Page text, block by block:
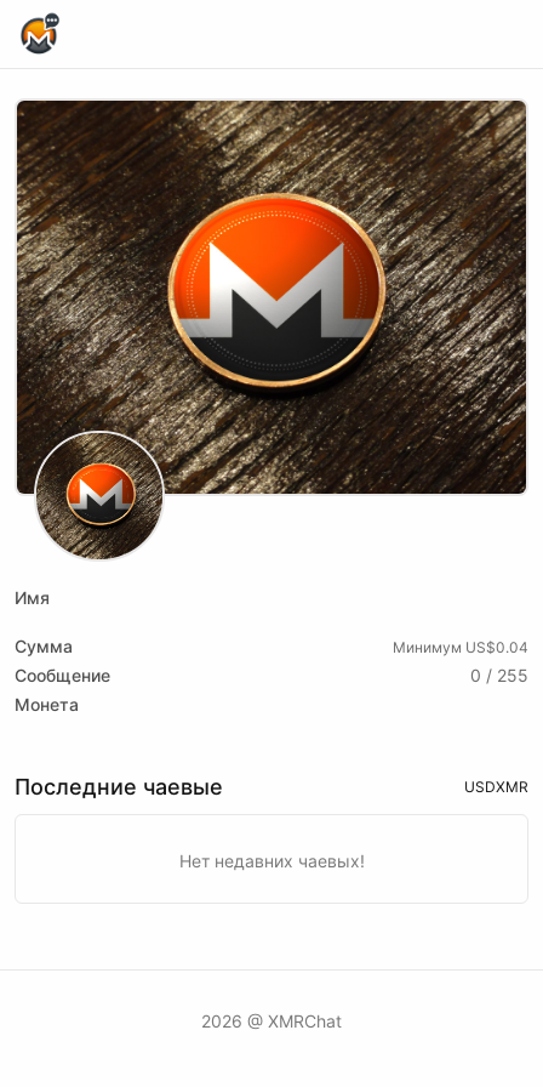
Имя
Сумма Минимум US$0.04
Сообщение
0 / 255
Монета
Последние чаевые USDXMR
Нет недавних чаевых!
2026 @ XMRChat